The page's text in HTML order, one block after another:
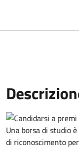
Una borsa di studio
di riconoscimento